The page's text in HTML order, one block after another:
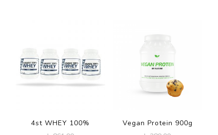
4st WHEY 100%
Vegan Protein 900g